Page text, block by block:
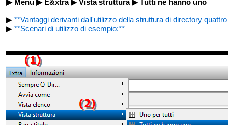
▶ Menü ▶ E&xtra ▶ Vista struttura ▶ Tutti ne hanno uno
▶ **Vantaggi derivanti dall'utilizzo della struttura di directory
▶ **Scenari di utilizzo di esempio:**